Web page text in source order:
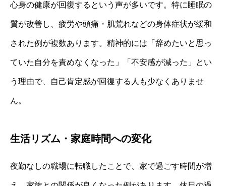
心身の健康が回復するという声が多いです。特に睡眠の
質が改善し、疲労や頭痛・肌荒れなどの身体症状が緩和
された例が複数あります。精神的には「辞めたいと思っ
ていた自分を責めなくなった」「不安感が減った」とい
う理由で、自己肯定感が回復する人も少なくありませ
ん。
生活リズム・家庭時間への変化
夜勤なしの職場に転職したことで、家で過ごす時間が増